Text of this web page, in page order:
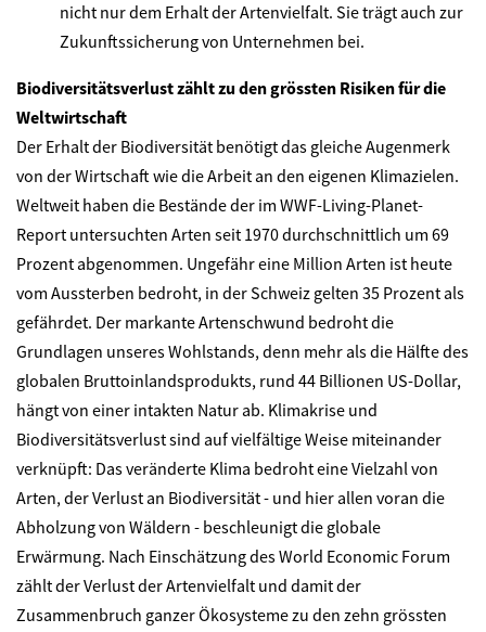
nicht nur dem Erhalt der Artenvielfalt. Sie trägt auch zur
Zukunftssicherung von Unternehmen bei.
Biodiversitätsverlust zählt zu den grössten Risiken für die
Weltwirtschaft
Der Erhalt der Biodiversität benötigt das gleiche Augenmerk
von der Wirtschaft wie die Arbeit an den eigenen Klimazielen.
Weltweit haben die Bestände der im WWF-Living-Planet-
Report untersuchten Arten seit 1970 durchschnittlich um 69
Prozent abgenommen. Ungefähr eine Million Arten ist heute
vom Aussterben bedroht, in der Schweiz gelten 35 Prozent als
gefährdet. Der markante Artenschwund bedroht die
Grundlagen unseres Wohlstands, denn mehr als die Hälfte des
globalen Bruttoinlandsprodukts, rund 44 Billionen US-Dollar,
hängt von einer intakten Natur ab. Klimakrise und
Biodiversitätsverlust sind auf vielfältige Weise miteinander
verknüpft: Das veränderte Klima bedroht eine Vielzahl von
Arten, der Verlust an Biodiversität - und hier allen voran die
Abholzung von Wäldern - beschleunigt die globale
Erwärmung. Nach Einschätzung des World Economic Forum
zählt der Verlust der Artenvielfalt und damit der
Zusammenbruch ganzer Ökosysteme zu den zehn grössten